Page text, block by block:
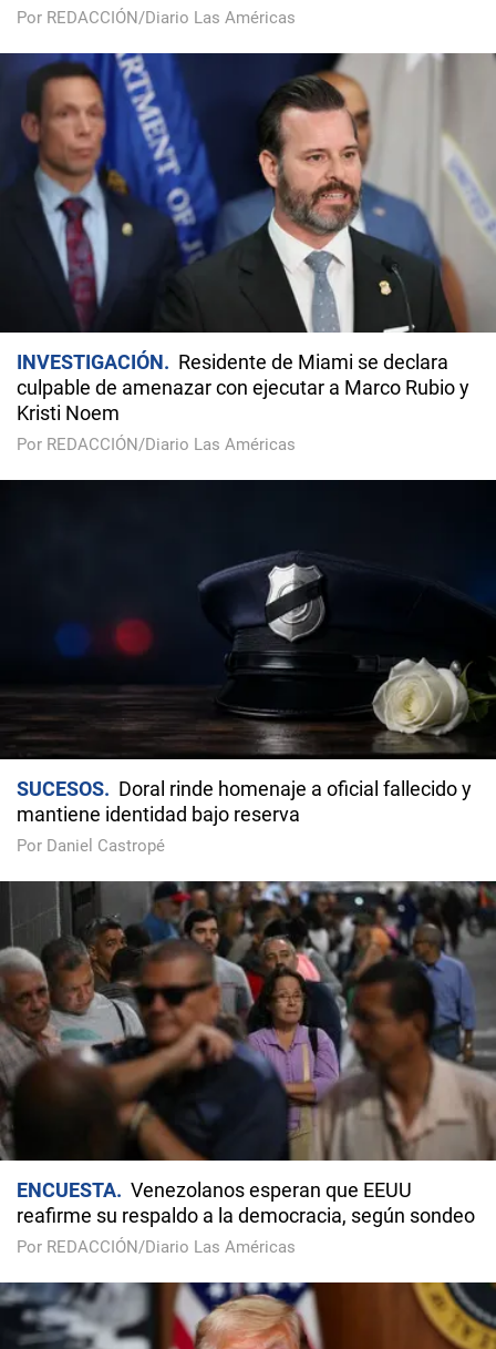
Por REDACCIÓN/Diario Las Américas
INVESTIGACIÓN
Residente de Miami se declara
culpable de amenazar con ejecutar a Marco Rubio y
Kristi Noem
Por REDACCIÓN/Diario Las Américas
SUCESOS
Doral rinde homenaje a oficial fallecido y
mantiene identidad bajo reserva
Por Daniel Castropé
ENCUESTA
Venezolanos esperan que EEUU
reafirme su respaldo a la democracia, según sondeo
Por REDACCIÓN/Diario Las Américas